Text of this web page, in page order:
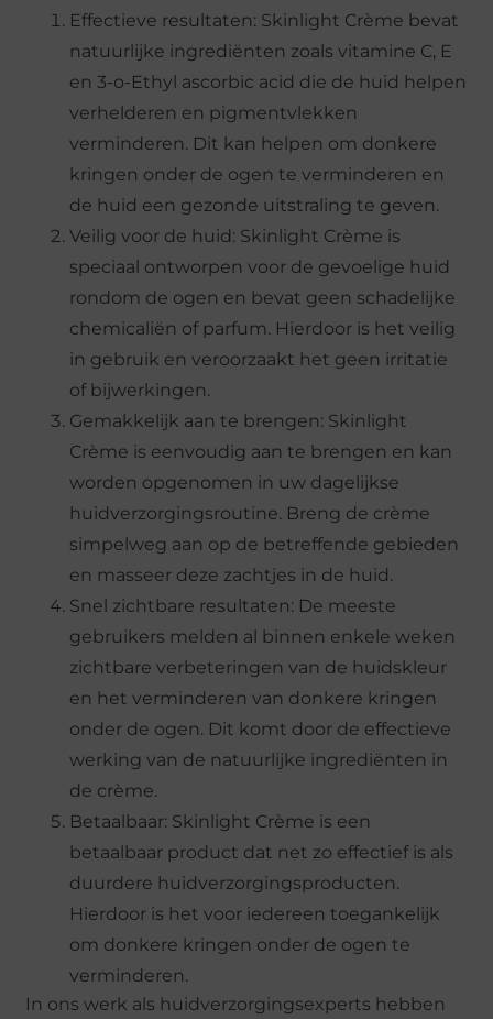
Effectieve resultaten: Skinlight Crème bevat
natuurlijke ingrediënten zoals vitamine C, E
en 3-o-Ethyl ascorbic acid die de huid helpen
verhelderen en pigmentvlekken
verminderen. Dit kan helpen om donkere
kringen onder de ogen te verminderen en
de huid een gezonde uitstraling te geven.
Veilig voor de huid: Skinlight Crème is
speciaal ontworpen voor de gevoelige huid
rondom de ogen en bevat geen schadelijke
chemicaliën of parfum. Hierdoor is het veilig
in gebruik en veroorzaakt het geen irritatie
of bijwerkingen.
Gemakkelijk aan te brengen: Skinlight
Crème is eenvoudig aan te brengen en kan
worden opgenomen in uw dagelijkse
huidverzorgingsroutine. Breng de crème
simpelweg aan op de betreffende gebieden
en masseer deze zachtjes in de huid.
Snel zichtbare resultaten: De meeste
gebruikers melden al binnen enkele weken
zichtbare verbeteringen van de huidskleur
en het verminderen van donkere kringen
onder de ogen. Dit komt door de effectieve
werking van de natuurlijke ingrediënten in
de crème.
Betaalbaar: Skinlight Crème is een
betaalbaar product dat net zo effectief is als
duurdere huidverzorgingsproducten.
Hierdoor is het voor iedereen toegankelijk
om donkere kringen onder de ogen te
verminderen.
In ons werk als huidverzorgingsexperts hebben